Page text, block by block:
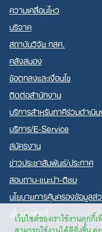
เว็บไซต์ของเราใช้งานคุกกี้
ความเคลื่อนไหว
บริจาค
สถาบันวิจัย กสศ.
คลังสมอง
ข้อตกลงและเงื่อนไข
ติดต่อสำนักงาน
บริการสำหรับภาคีร่วมดำเนิ
บริการ/E-Service
สมัครงาน
ข่าวประชาสัมพันธ์/ประกาศ
สอบถาม-แนะนำ-ติชม
นโยบายการคุ้มครองข้อมูลส่
นโยบายคุกกี้